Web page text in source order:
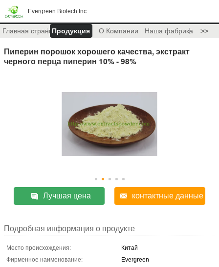
Evergreen Biotech Inc
Главная страницаПродукция О Компании Наша фабрика >>
Пиперин порошок хорошего качества, экстракт
черного перца пиперин 10% - 98%
Лучшая цена контактные данные
Подробная информация о продукте
Место происхождения:
Китай
Фирменное наименование:
Evergreen